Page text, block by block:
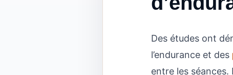
Des études ont
l’endurance et des
entre les